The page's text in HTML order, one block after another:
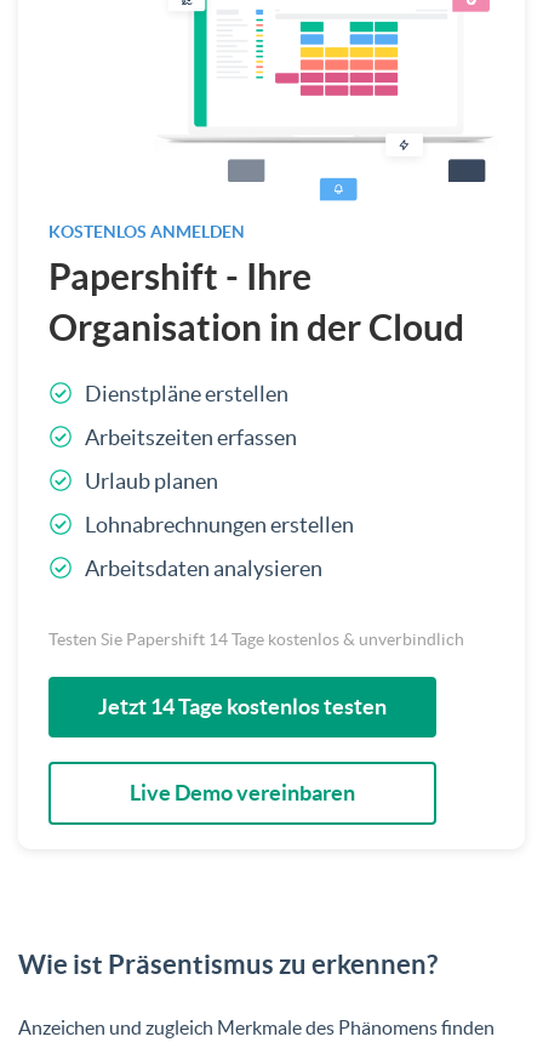
KOSTENLOS ANMELDEN
Papershift - Ihre
Organisation in der Cloud
Dienstpläne erstellen
Arbeitszeiten erfassen
Urlaub planen
Lohnabrechnungen erstellen
Arbeitsdaten analysieren
Testen Sie Papershift 14 Tage kostenlos & unverbindlich
Jetzt 14 Tage kostenlos testen
Live Demo vereinbaren
Wie ist Präsentismus zu erkennen?
Anzeichen und zugleich Merkmale des Phänomens finden